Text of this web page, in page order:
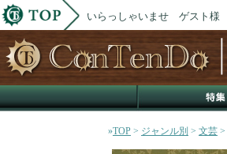
いらっしゃいませ ゲスト様
»TOP > ジャンル別 > 文芸 >